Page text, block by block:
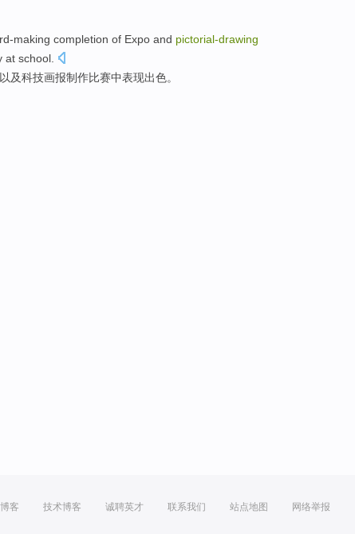
making completion of Expo and pictorial-drawing
at school
以及科技画报制作比赛中表现出色。
客 技术博客 诚聘英才 联系我们 站点地图 网络举报